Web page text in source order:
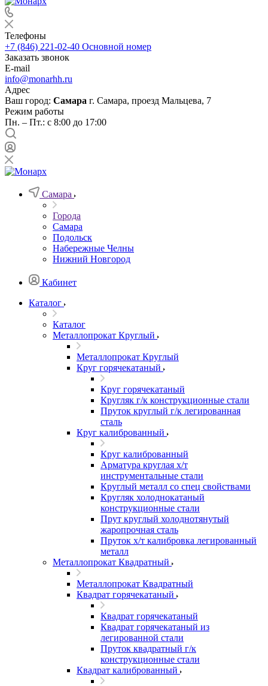
Телефоны
+7 (846) 221-02-40 Основной номер
Заказать звонок
E-mail
info@monarhh.ru
Адрес
Ваш город: Самара г. Самара, проезд Мальцева, 7
Режим работы
Пн. – Пт.: с 8:00 до 17:00
Самара
Города
Самара
Подольск
Набережные Челны
Нижний Новгород
Кабинет
Каталог
Каталог
Металлопрокат Круглый
Металлопрокат Круглый
Круг горячекатаный
Круг горячекатаный
Кругляк г/к конструкционные стали
Пруток круглый г/к легированная
сталь
Круг калиброванный
Круг калиброванный
Арматура круглая х/т
инструментальные стали
Круглый металл со спец свойствами
Кругляк холоднокатаный
конструкционные стали
Прут круглый холоднотянутый
жаропрочная сталь
Пруток х/т калибровка легированный
металл
Металлопрокат Квадратный
Металлопрокат Квадратный
Квадрат горячекатаный
Квадрат горячекатаный
Квадрат горячекатаный из
легированной стали
Пруток квадратный г/к
конструкционные стали
Квадрат калиброванный